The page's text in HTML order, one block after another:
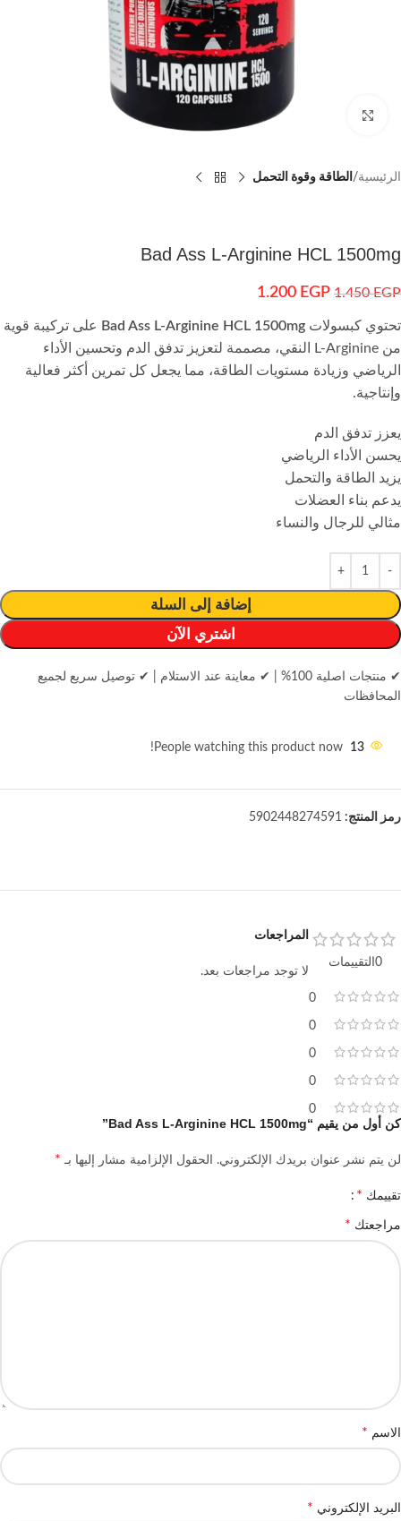
الرئيسية الطاقة وقوة التحمل
Bad Ass L-Arginine HCL 1500mg
1.450EGP
1.200 EGP
تحتوي كبسولات Bad Ass L-Arginine HCL 1500mg على تركيبة قوية
من L-Arginine النقي، مصممة لتعزيز تدفق الدم وتحسين الأداء
الرياضي وزيادة مستويات الطاقة، مما يجعل كل تمرين أكثر فعالية
وإنتاجية.
يعزز تدفق الدم
يحسن الأداء الرياضي
يزيد الطاقة والتحمل
يدعم بناء العضلات
مثالي للرجال والنساء
إضافة إلى السلة
اشتري الآن
✔ منتجات اصلية 100% ✔ معاينة عند الاستلام
✔ توصيل سريع لجميع
المحافظات
13
People watching this product now!
رمز المنتج: 5902448274591
0التقييمات
0
0
0
0
0
المراجعات
لا توجد مراجعات بعد.
كن أول من يقيم “Bad Ass L-Arginine HCL 1500mg”
لن يتم نشر عنوان بريدك الإلكتروني. الحقول الإلزامية مشار إليها بـ *
تقييمك *
مراجعتك *
الاسم *
البريد الإلكتروني *